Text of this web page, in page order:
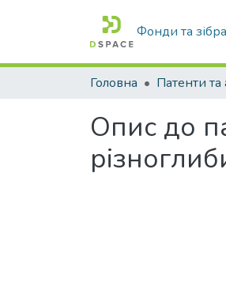
Фонди та
Головна
Опис до